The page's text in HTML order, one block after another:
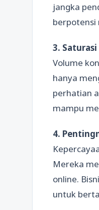
jangka
berpotensi
3.
Volume
hanya
perhatian
mampu
4.
Mereka
online.
untuk